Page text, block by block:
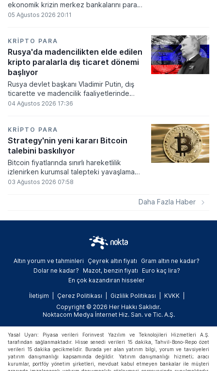
ekonomik krizin merkez bankalarını para
basmaya zorlayacağını ve bu durumun
kayıplarının tetikleyeceği kredi krizinin
küresel likidite artışına yol açacağını belirtti
ve bitcoinin bu süreçte en hızlı tepki veren
varlık olacağı vurguladı.
05 Ağustos 2026 20:11
KRIPTO PARA
Rusya'da madencilikten elde edilen
kripto paralarla dış ticaret dönemi
başlıyor
Rusya devlet başkanı Vladimir Putin, dış
ticarette ve madencilik faaliyetlerinde
kripto varlıkların kullanımına onay veren
elde edilen dijital paraların belirli şartlar
altında dolaşımına ve menkul kıymet
alımlarında kullanılmasına olanak sağlanıyor.
04 Ağustos 2026 17:36
KRIPTO PARA
Strategy'nin yeni kararı Bitcoin
talebini baskılıyor
Bitcoin fiyatlarında sınırlı hareketlilik
izlenirken kurumsal talepteki yavaşlama
piyasa dinamiklerini etkiliyor. ABD Merkez
03 Ağustos 2026 07:58
Daha Fazla Haber
Altın yorum ve tahminleri Çeyrek altın fiyatı
Gram altın ne kadar?
Dolar ne kadar?
Mazot, benzin fiyatı
Euro kaç lira?
En çok kazandıran hisseler
İletişim Çerez Politikası Gizlilik Politikası
KVKK
Copyright © 2026 Her Hakkı Saklıdır.
Noktacom Medya İnternet Hiz. San. ve Tic. A.Ş.
Yasal Uyarı: Piyasa verileri Forinvest Yazılım ve Teknolojileri Hizmetleri A.Ş.
tarafından sağlanmaktadır. Hisse senedi verileri 15 dakika, Tahvil-Bono-Repo özet
verileri 15 dakika gecikmelidir. Burada yer alan yatırım bilgi, yorum ve tavsiyeleri
yatırım danışmanlığı kapsamında değildir. Yatırım danışmanlığı hizmeti; aracı
kurumlar, portföy yönetim şirketleri, mevduat kabul etmeyen bankalar ile müşteri